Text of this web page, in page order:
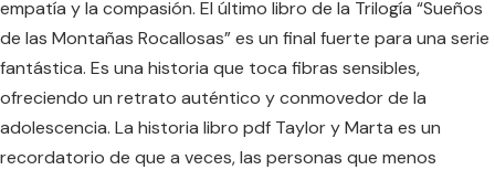
empatía y la compasión. El último libro de la Trilogía “Sueños
de las Montañas Rocallosas” es un final fuerte para una serie
fantástica. Es una historia que toca fibras sensibles,
ofreciendo un retrato auténtico y conmovedor de la
adolescencia. La historia libro pdf Taylor y Marta es un
recordatorio de que a veces, las personas que menos